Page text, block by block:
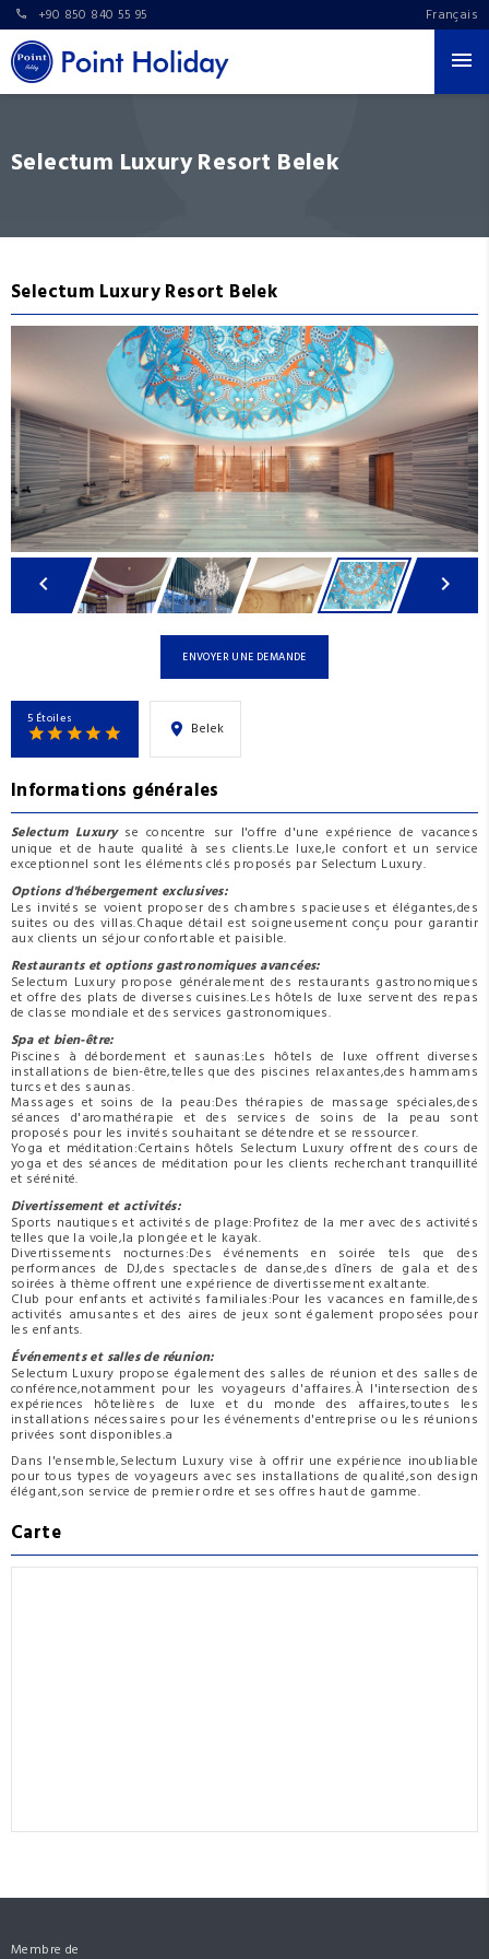
+90 850 840 55 95 Français
Selectum Luxury Resort Belek
Selectum Luxury Resort Belek
ENVOYER UNE DEMANDE
5 Étoiles Belek
Informations générales
Selectum Luxuryse concentre sur l'offre d'une expérience de vacances
unique et de haute qualité à ses clients.Le luxe,le confort et un service
exceptionnel sont les éléments clés proposés par Selectum Luxury.
Options d'hébergement exclusives:
Les invités se voient proposer des chambres spacieuses et élégantes,des
suites ou des villas.Chaque détail est soigneusement conçu pour garantir
aux clients un séjour confortable et paisible.
Restaurants et options gastronomiques avancées:
Selectum Luxury propose généralement des restaurants gastronomiques
et offre des plats de diverses cuisines.Les hôtels de luxe servent des repas
de classe mondiale et des services gastronomiques.
Spa et bien-être:
Piscines à débordement et saunas:Les hôtels de luxe offrent diverses
installations de bien-être,telles que des piscines relaxantes,des hammams
turcs et des saunas.
Massages et soins de la peau:Des thérapies de massage spéciales,des
séances d'aromathérapie et des services de soins de la peau sont
proposés pour les invités souhaitant se détendre et se ressourcer.
Yoga et méditation:Certains hôtels Selectum Luxury offrent des cours de
yoga et des séances de méditation pour les clients recherchant tranquillité
et sérénité.
Divertissement et activités:
Sports nautiques et activités de plage:Profitez de la mer avec des activités
telles que la voile,la plongée et le kayak.
Divertissements nocturnes:Des événements en soirée tels que des
performances de DJ,des spectacles de danse,des dîners de gala et des
soirées à thème offrent une expérience de divertissement exaltante.
Club pour enfants et activités familiales:Pour les vacances en famille,des
activités amusantes et des aires de jeux sont également proposées pour
les enfants.
Événements et salles de réunion:
Selectum Luxury propose également des salles de réunion et des salles de
conférence,notamment pour les voyageurs d'affaires.À l'intersection des
expériences hôtelières de luxe et du monde des affaires,toutes les
installations nécessaires pour les événements d'entreprise ou les réunions
privées sont disponibles.a
Dans l'ensemble,Selectum Luxury vise à offrir une expérience inoubliable
pour tous types de voyageurs avec ses installations de qualité,son design
élégant,son service de premier ordre et ses offres haut de gamme.
Carte
Membre de